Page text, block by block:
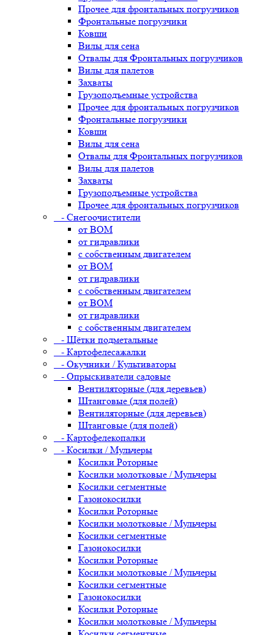
Прочее для фронтальных погрузчиков
Фронтальные погрузчики
Ковши
Вилы для сена
Отвалы для Фронтальных погрузчиков
Вилы для палетов
Захваты
Грузоподъемные устройства
Прочее для фронтальных погрузчиков
Фронтальные погрузчики
Ковши
Вилы для сена
Отвалы для Фронтальных погрузчиков
Вилы для палетов
Захваты
Грузоподъемные устройства
Прочее для фронтальных погрузчиков
- Снегоочистители
от ВОМ
от гидравлики
с собственным двигателем
от ВОМ
от гидравлики
с собственным двигателем
от ВОМ
от гидравлики
с собственным двигателем
- Щётки подметальные
- Картофелесажалки
- Окучники / Культиваторы
- Опрыскиватели садовые
Вентиляторные (для деревьев)
Штанговые (для полей)
Вентиляторные (для деревьев)
Штанговые (для полей)
- Картофелекопалки
- Косилки / Мульчеры
Косилки Роторные
Косилки молотковые / Мульчеры
Косилки сегментные
Газонокосилки
Косилки Роторные
Косилки молотковые / Мульчеры
Косилки сегментные
Газонокосилки
Косилки Роторные
Косилки молотковые / Мульчеры
Косилки сегментные
Газонокосилки
Косилки Роторные
Косилки молотковые / Мульчеры